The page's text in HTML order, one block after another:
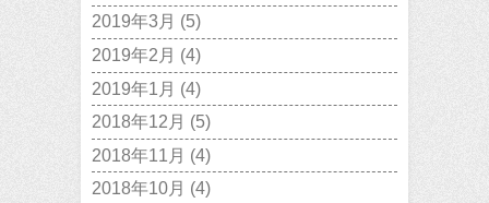
2019年3月 (5)
2019年2月 (4)
2019年1月 (4)
2018年12月 (5)
2018年11月 (4)
2018年10月 (4)